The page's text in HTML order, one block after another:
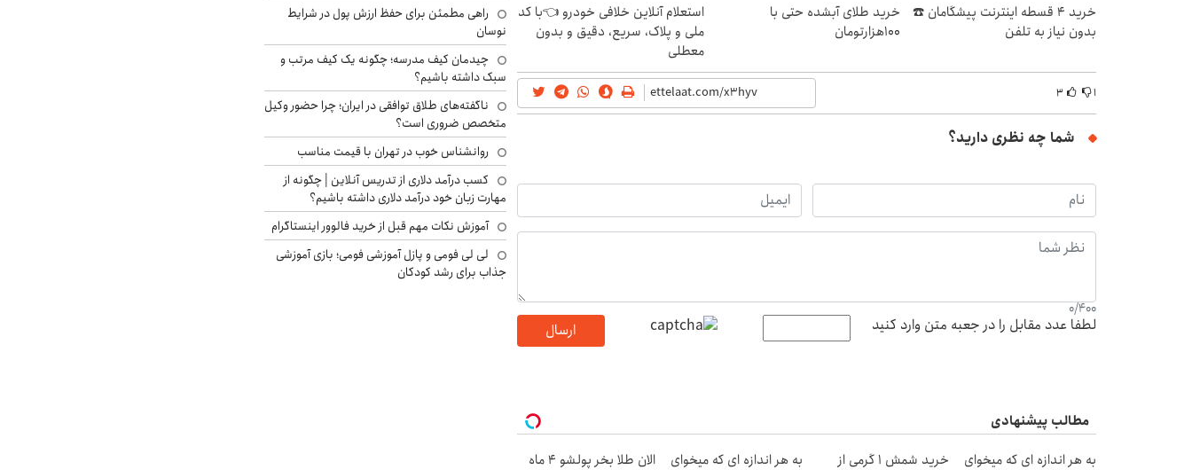
خرید 4 قسطه اینترنت پیشگامان ☎️
بدون نیاز به تلفن
خرید طلای آبشده حتی با
۱۰۰هزارتومان
استعلام آنلاین خلافی خودرو 👈با کد
ملی و پلاک، سریع، دقیق و بدون
معطلی
۱ ۳
شما چه نظری دارید؟
0/400
لطفا عدد مقابل را در جعبه متن وارد کنید ارسال
مطالب پیشنهادی
به هر اندازه ای که میخوای
خرید شمش 1 گرمی از
به هر اندازه ای که میخوای
الان طلا بخر پولشو 4 ماه
راهی مطمئن برای حفظ ارزش پول در شرایط
نوسان
چیدمان کیف مدرسه؛ چگونه یک کیف مرتب و
سبک داشته باشیم؟
ناگفته‌های طلاق توافقی در ایران؛ چرا حضور وکیل
متخصص ضروری است؟
روانشناس خوب در تهران با قیمت مناسب
کسب درآمد دلاری از تدریس آنلاین | چگونه از
مهارت زبان خود درآمد دلاری داشته باشیم؟
آموزش نکات مهم قبل از خرید فالوور اینستاگرام
لی لی فومی و پازل آموزشی فومی؛ بازی آموزشی
جذاب برای رشد کودکان